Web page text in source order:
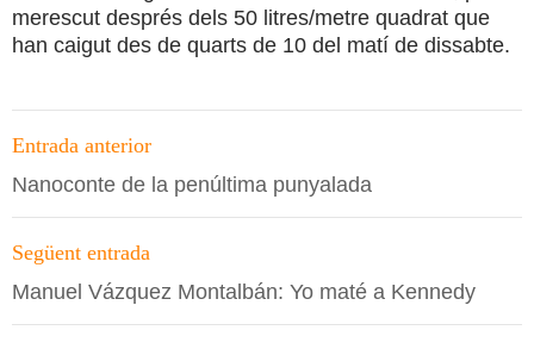
merescut després dels 50 litres/metre quadrat que
han caigut des de quarts de 10 del matí de dissabte.
Navegació
per
les
entrades
Entrada anterior
Nanoconte de la penúltima punyalada
Següent entrada
Manuel Vázquez Montalbán: Yo maté a Kennedy